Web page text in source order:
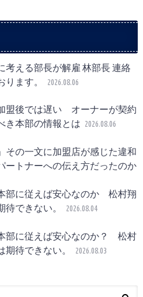
考える部長が解雇 林部長 連絡
ります。
2026.08.06
盟後では遅い オーナーが契約
き本部の情報とは 2026.08.06
その一文に加盟店が感じた違和
トナーへの伝え方だったのか
部に従えば安心なのか 松村翔
待できない。
2026.08.04
部に従えば安心なのか？ 松村
期待できない。
2026.08.03